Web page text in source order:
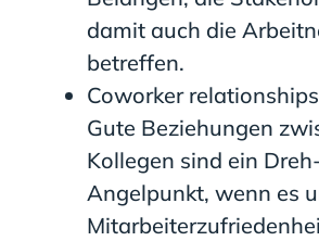
damit auch die
betreffen.
Coworker
Gute Beziehungen
Kollegen sind ein
Angelpunkt, wenn es